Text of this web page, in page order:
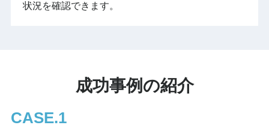
状況を確認できます。
成功事例の紹介
CASE.